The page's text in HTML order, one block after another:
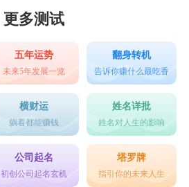
更多测试
五年运势
未来5年发展一览
翻身转机
告诉你赚什么最吃香
横财运
躺着都能赚钱
姓名详批
姓名对人生的影响
公司起名
初创公司起名玄机
塔罗牌
指引你的未来人生